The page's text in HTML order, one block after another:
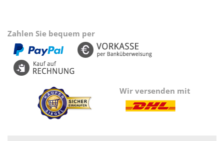
Zahlen Sie bequem per
Wir versenden mit